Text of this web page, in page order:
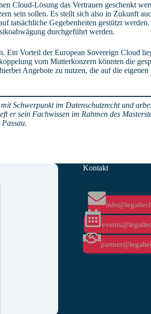
Cloud-Lösung das Vertrauen geschenkt
sein sollen. Es stellt sich also in Zukunft
tatsächliche Gegebenheiten gestützt
durchgeführt werden.
Ein Vorteil der European Sovereign Cloud
vom Mutterkonzern könnten die
Angebote zu nutzen, die auf die
Schwerpunkt im Datenschutzrecht und
er sein Fachwissen im Rahmen des
Kontakt